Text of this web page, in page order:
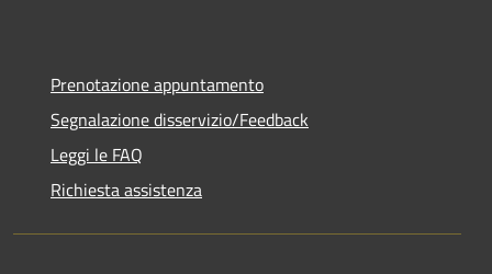
Prenotazione appuntamento
Segnalazione disservizio/Feedback
Leggi le FAQ
Richiesta assistenza